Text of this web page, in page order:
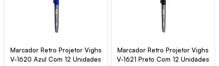
Marcador Retro Projetor Vighs
V-1620 Azul Com 12 Unidades
Marcador Retro Projetor Vighs
V-1621 Preto Com 12 Unidades